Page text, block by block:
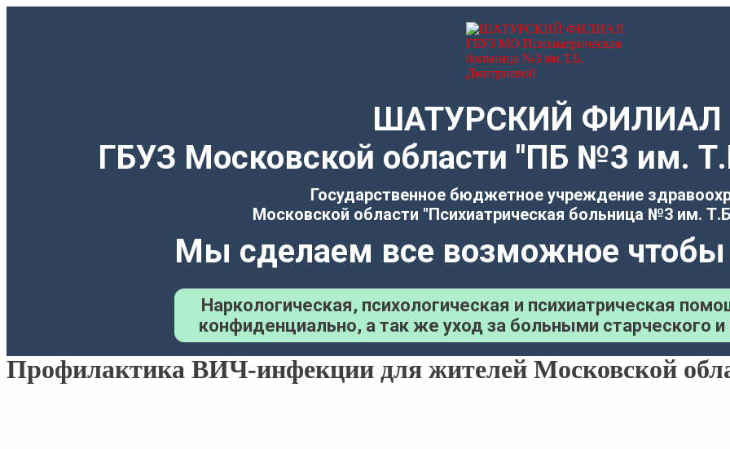
ШАТУРСКИЙ ФИЛИАЛ
ГБУЗ Московской области "ПБ №3 им.
Государственное бюджетное учреждение
Московской области "Психиатрическая больница №3 им.
Мы сделаем все возможное
Наркологическая, психологическая и психиатрическая
конфиденциально, а так же уход за больными старческого
Профилактика ВИЧ-инфекции для жителей Московской